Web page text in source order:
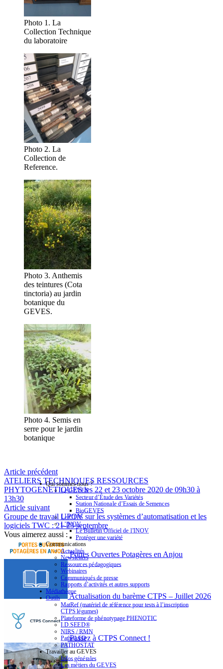
Photo 1. La
Collection Technique
du laboratoire
Photo 2. La
Collection de
Reference.
Photo 3. Anthemis
des teintures (Cota
tinctoria) au jardin
botanique du
GEVES.
Photo 4. Semis en
serre pour le jardin
botanique
Article précédent
ATELIERS TECHNIQUES RESSOURCES
PHYTOGENETIQUES les 22 et 23 octobre 2020 de 09h30 à
13h30
Article suivant
Groupe de travail UPOV sur les systèmes d’automatisation et les
logiciels TWC : 21-23 septembre
Vous aimerez aussi :
Portes Ouvertes Potagères en Anjou
Actualisation du barème CTPS – Juillet 2026
Passez à CTPS Connect !
Qui sommes-nous ?
Le GEVES
Secteur d’Étude des Variétés
Station Nationale d’Essais de Semences
BioGEVES
Le CTPS
L’INOV
Le Bulletin Officiel de l’INOV
Protéger une variété
Communications
Actualités
Newsletters
Ressources pédagogiques
Webinaires
Communiqués de presse
Rapports d’activités et autres supports
Médiathèque
Outils
MatRef (matériel de référence pour tests à l’inscription
CTPS légumes)
Plateforme de phénotypage PHENOTIC
I.D.SEED®
NIRS / RMN
PathoLED
PATHOSTAT
Travailler au GEVES
Infos générales
Les métiers du GEVES